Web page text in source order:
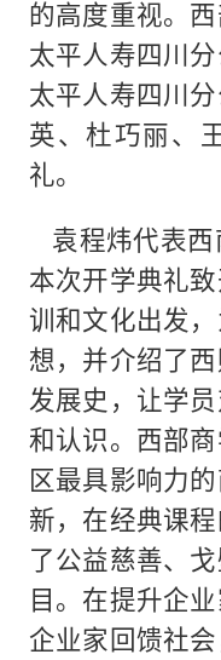
的高度重视。
太平人寿四川
太平人寿四川
英、杜巧丽、
礼。
袁程炜代表西
本次开学典礼
训和文化出发
想，并介绍了
发展史，让学
和认识。西部
区最具影响力
新，在经典课
了公益慈善、
目。在提升企
企业家回馈社